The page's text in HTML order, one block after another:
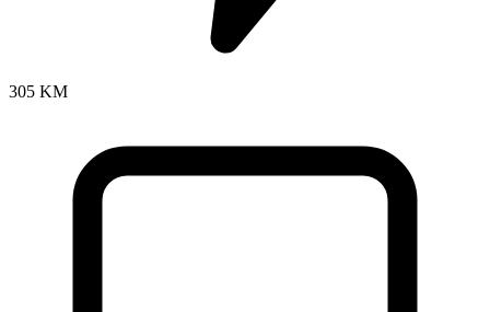
305 KM